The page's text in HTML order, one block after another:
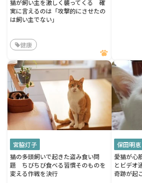
猫が飼い主を激しく襲ってくる 確
実に言えるのは「攻撃的にさせたの
は飼い主でない」
健康
宮脇灯子
猫の多頭飼いで起きた盗み食い問
題 ちびちび食べる習慣そのものを
変える作戦を決行
保田明恵
愛猫が心
とビデオ
奇跡が起